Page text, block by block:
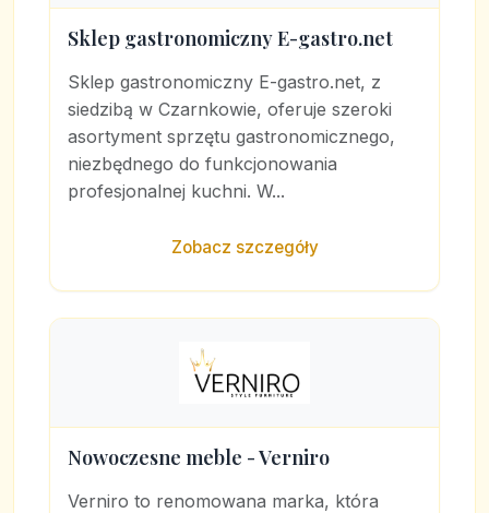
Sklep gastronomiczny E-gastro.net
Sklep gastronomiczny E-gastro.net, z
siedzibą w Czarnkowie, oferuje szeroki
asortyment sprzętu gastronomicznego,
niezbędnego do funkcjonowania
profesjonalnej kuchni. W...
Zobacz szczegóły
Nowoczesne meble - Verniro
Verniro to renomowana marka, która